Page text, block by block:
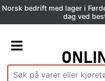
Norsk bedrift med lager i
dag ved